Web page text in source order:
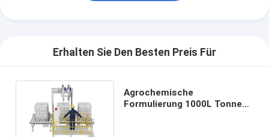
Erhalten Sie Den Besten Preis Für
Agrochemische
Formulierung 1000L Tonnen